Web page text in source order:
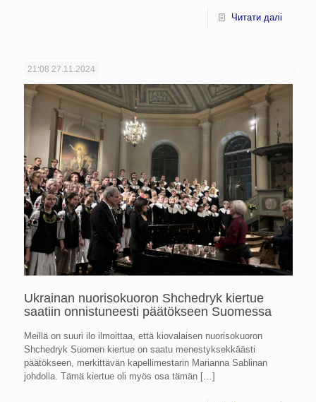
Читати далі
21:08 27.11.2024
Ukrainan nuorisokuoron Shchedryk kiertue
saatiin onnistuneesti päätökseen Suomessa
Meillä on suuri ilo ilmoittaa, että kiovalaisen nuorisokuoron
Shchedryk Suomen kiertue on saatu menestyksekkäästi
päätökseen, merkittävän kapellimestarin Marianna Sablinan
johdolla. Tämä kiertue oli myös osa tämän[…]